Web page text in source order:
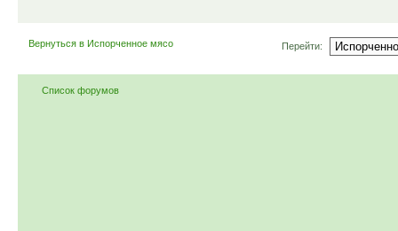
Вернуться в Испорченное мясо Перейти:
Список форумов